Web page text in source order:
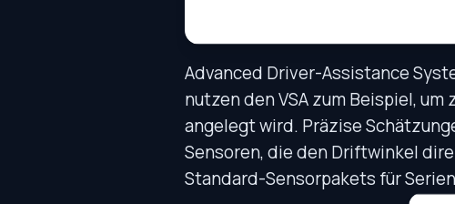
Advanced Driver-Assistance
nutzen den VSA zum Beispiel,
angelegt wird. Präzise
Sensoren, die den Driftwinkel
Standard-Sensorpakets für